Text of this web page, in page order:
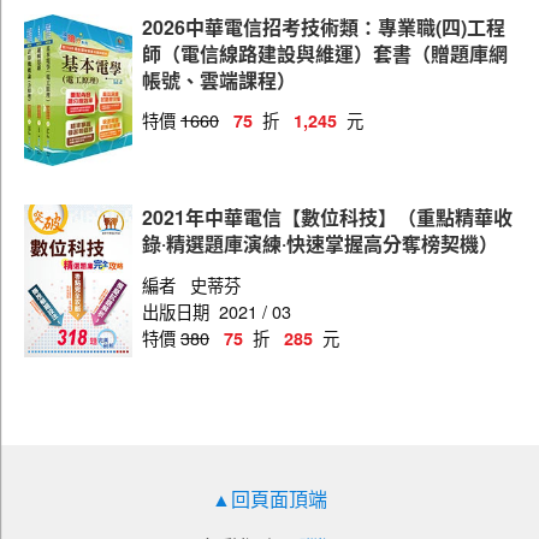
2026中華電信招考技術類：專業職(四)工程
師（電信線路建設與維運）套書（贈題庫網
帳號、雲端課程）
特價1660 75 折 1,245 元
2021年中華電信【數位科技】（重點精華收
錄‧精選題庫演練‧快速掌握高分奪榜契機）
編者
史蒂芬
出版日期 2021 / 03
特價380 75 折 285 元
▲回頁面頂端